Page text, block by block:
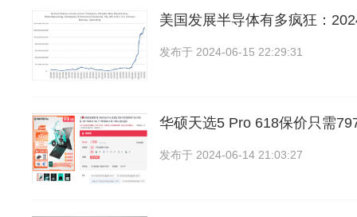
美国发展半导体有多疯狂：
发布于 2024-06-15 22:29:31
华硕天选5 Pro 618保价只需
发布于 2024-06-14 21:03:27